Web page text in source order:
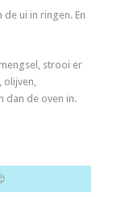
ui in ringen. En
strooi er
olijven,
dan de oven in.